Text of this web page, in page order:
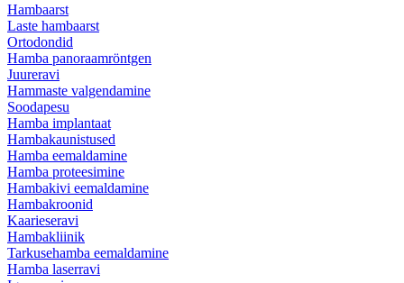
Hambaarst
Laste hambaarst
Ortodondid
Hamba panoraamröntgen
Juureravi
Hammaste valgendamine
Soodapesu
Hamba implantaat
Hambakaunistused
Hamba eemaldamine
Hamba proteesimine
Hambakivi eemaldamine
Hambakroonid
Kaarieseravi
Hambakliinik
Tarkusehamba eemaldamine
Hamba laserravi